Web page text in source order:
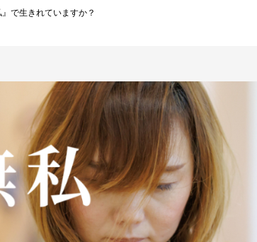
で生きれていますか？